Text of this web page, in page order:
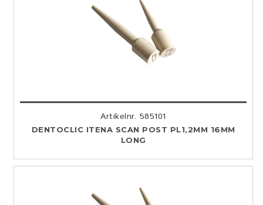
Artikelnr. 585101
DENTOCLIC ITENA SCAN POST PL1,2MM 16MM
LONG